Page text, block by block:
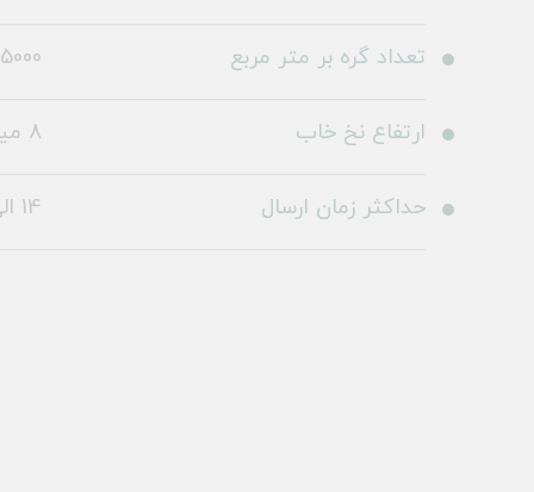
تعداد گره بر متر مربع
ارتفاع نخ خاب 8 میلی متر
حداکثر زمان ارسال 14 الی 19 روز کاری